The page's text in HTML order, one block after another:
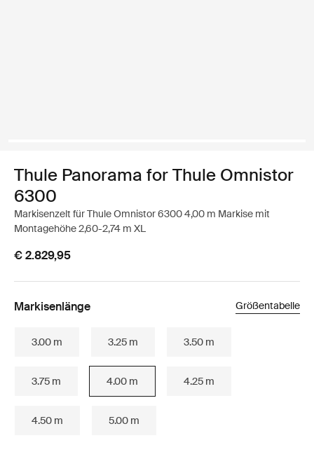
Thule Panorama for Thule Omnistor
6300
Markisenzelt für Thule Omnistor 6300 4,00 m Markise mit
Montagehöhe 2,60-2,74 m XL
€ 2.829,95
Markisenlänge Größentabelle
3.00 m 3.25 m 3.50 m
3.75 m 4.00 m 4.25 m
4.50 m 5.00 m